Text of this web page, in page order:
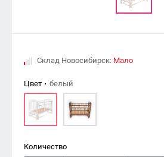
Склад Новосибирск: Мало
Цвет белый
Количество